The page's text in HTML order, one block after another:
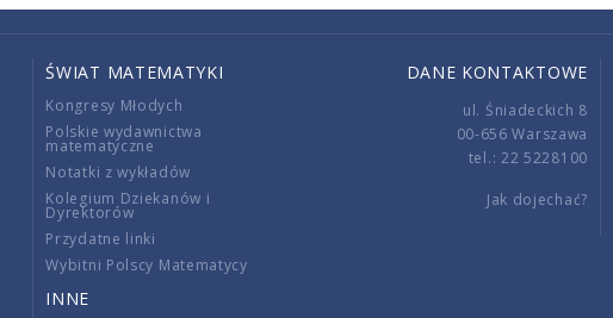
ŚWIAT MATEMATYKI
Kongresy Młodych
Polskie wydawnictwa
matematyczne
Notatki z wykładów
Kolegium Dziekanów i
Dyrektorów
Przydatne linki
Wybitni Polscy Matematycy
INNE
DANE KONTAKTOWE
ul. Śniadeckich 8
00-656 Warszawa
tel.: 22 5228100
Jak dojechać?